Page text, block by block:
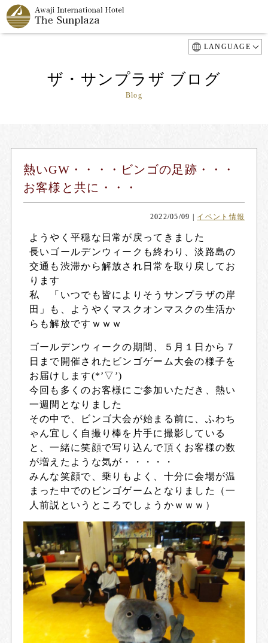
LANGUAGE
ザ・サンプラザ ブログ
Blog
熱いGW・・・・ビンゴの足跡・・・
お客様と共に・・・
2022/05/09 イベント情報
ようやく平穏な日常が戻ってきました
長いゴールデンウィークも終わり、淡路島の
交通も渋滞から解放され日常を取り戻してお
ります
私 「いつでも皆によりそうサンプラザの岸
田」も、ようやくマスクオンマスクの生活か
らも解放ですｗｗｗ
ゴールデンウィークの期間、５月１日から７
日まで開催されたビンゴゲーム大会の様子を
お届けします(*’▽’)
今回も多くのお客様にご参加いただき、熱い
一週間となりました
その中で、ビンゴ大会が始まる前に、ふわち
ゃん宜しく自撮り棒を片手に撮影している
と、一緒に笑顔で写り込んで頂くお客様の数
が増えたような気が・・・・・
みんな笑顔で、乗りもよく、十分に会場が温
まった中でのビンゴゲームとなりました（一
人前説というところでしょうかｗｗｗ）